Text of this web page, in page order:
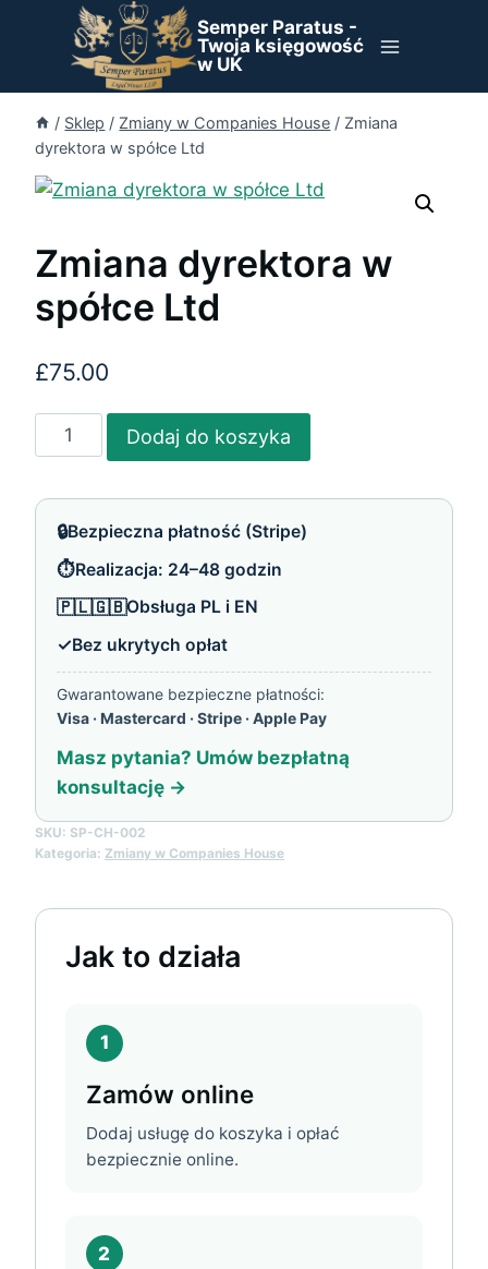
Semper Paratus -
Twoja księgowość
w UK
/ Sklep / Zmiany w Companies House / Zmiana
dyrektora w spółce Ltd
Zmiana dyrektora w
spółce Ltd
£75.00
ilość
Zmiana
w
spółce
Ltd
Dodaj do koszyka
🔒Bezpieczna płatność (Stripe)
⏱️Realizacja: 24–48 godzin
🇵🇱🇬🇧Obsługa PL i EN
✓Bez ukrytych opłat
Gwarantowane bezpieczne płatności:
Visa · Mastercard · Stripe · Apple Pay
Masz pytania? Umów bezpłatną
konsultację →
SKU: SP-CH-002
Kategoria: Zmiany w Companies House
Jak to działa
1
Zamów online
Dodaj usługę do koszyka i opłać
bezpiecznie online.
2